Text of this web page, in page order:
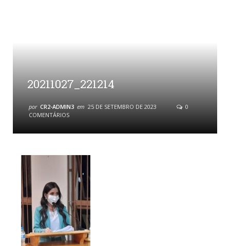
20211027_221214
por CR2-ADMIN3 em 25 DE SETEMBRO DE 2023
0
COMENTÁRIOS